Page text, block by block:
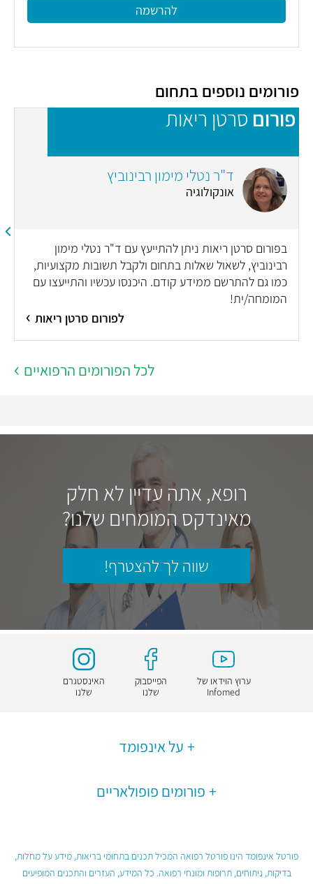
להרשמה
פורומים נוספים בתחום
פורום סרטן ריאות
ד"ר נטלי מימון רבינוביץ
אונקולוגיה
בפורום סרטן ריאות ניתן להתייעץ עם ד"ר נטלי מימון
רבינוביץ, לשאול שאלות בתחום ולקבל תשובות מקצועיות,
כמו גם להתרשם ממידע קודם. היכנסו עכשיו והתייעצו עם
המומחה/ית!
לפורום סרטן ריאות
לכל הפורומים הרפואיים
רופא, אתה עדיין לא חלק
מאינדקס המומחים שלנו?
שווה לך להצטרף!
ערוץ הוידאו של
Infomed
הפייסבוק
שלנו
האינסטגרם
שלנו
על אינפומד
פורומים פופולאריים
פורטל אינפומד הינו פורטל רפואה המכיל תכנים בתחומי בריאות, מידע על מחלות,
בדיקות, ניתוחים, תרופות ומונחי רפואה. כל המידע, העזרים והתכנים המופיעים